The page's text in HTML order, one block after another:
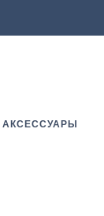
АКСЕССУАРЫ